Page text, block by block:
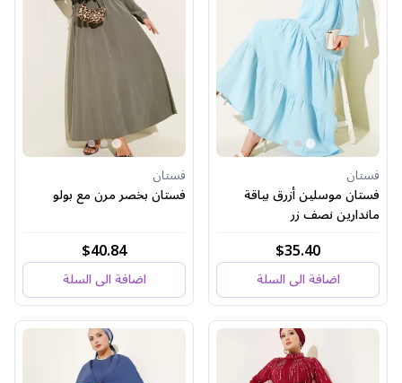
فستان
فستان موسلين أزرق بياقة
ماندارين نصف زر
$35.40
اضافة الى السلة
فستان
فستان بخصر مرن مع بولو
$40.84
اضافة الى السلة